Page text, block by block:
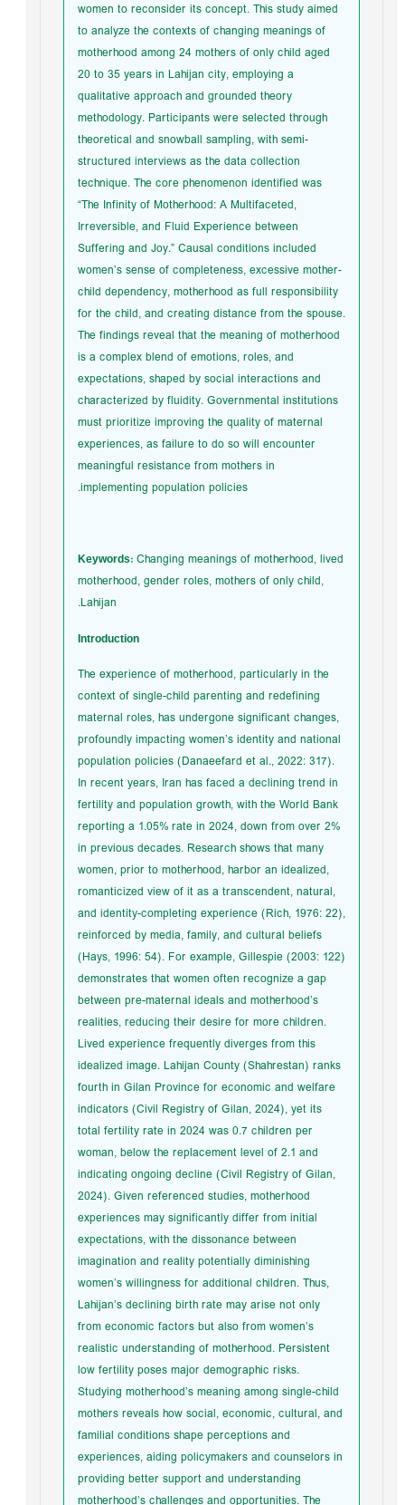
women to reconsider its concept. This study aimed
to analyze the contexts of changing meanings of
motherhood among 24 mothers of only child aged
20 to 35 years in Lahijan city, employing a
qualitative approach and grounded theory
methodology. Participants were selected through
theoretical and snowball sampling, with semi-
structured interviews as the data collection
technique. The core phenomenon identified was
“The Infinity of Motherhood: A Multifaceted,
Irreversible, and Fluid Experience between
Suffering and Joy.” Causal conditions included
women’s sense of completeness, excessive mother-
child dependency, motherhood as full responsibility
for the child, and creating distance from the spouse.
The findings reveal that the meaning of motherhood
is a complex blend of emotions, roles, and
expectations, shaped by social interactions and
characterized by fluidity. Governmental institutions
must prioritize improving the quality of maternal
experiences, as failure to do so will encounter
meaningful resistance from mothers in
implementing population policies.
Keywords:Changing meanings of motherhood, lived
motherhood, gender roles, mothers of only child,
Lahijan.
Introduction
The experience of motherhood, particularly in the
context of single-child parenting and redefining
maternal roles, has undergone significant changes,
profoundly impacting women’s identity and national
population policies (Danaeefard et al., 2022: 317).
In recent years, Iran has faced a declining trend in
fertility and population growth, with the World Bank
reporting a 1.05% rate in 2024, down from over 2%
in previous decades. Research shows that many
women, prior to motherhood, harbor an idealized,
romanticized view of it as a transcendent, natural,
and identity-completing experience (Rich, 1976: 22),
reinforced by media, family, and cultural beliefs
(Hays, 1996: 54). For example, Gillespie (2003: 122)
demonstrates that women often recognize a gap
between pre-maternal ideals and motherhood’s
realities, reducing their desire for more children.
Lived experience frequently diverges from this
idealized image. Lahijan County (Shahrestan) ranks
fourth in Gilan Province for economic and welfare
indicators (Civil Registry of Gilan, 2024), yet its
total fertility rate in 2024 was 0.7 children per
woman, below the replacement level of 2.1 and
indicating ongoing decline (Civil Registry of Gilan,
2024). Given referenced studies, motherhood
experiences may significantly differ from initial
expectations, with the dissonance between
imagination and reality potentially diminishing
women’s willingness for additional children. Thus,
Lahijan’s declining birth rate may arise not only
from economic factors but also from women’s
realistic understanding of motherhood. Persistent
low fertility poses major demographic risks.
Studying motherhood’s meaning among single-child
mothers reveals how social, economic, cultural, and
familial conditions shape perceptions and
experiences, aiding policymakers and counselors in
providing better support and understanding